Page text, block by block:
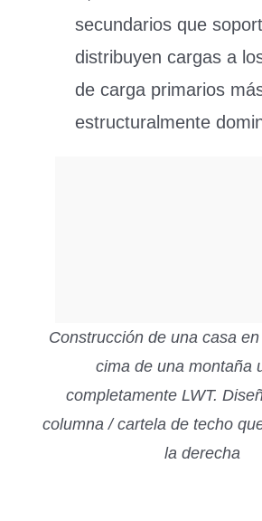
secundarios que
distribuyen cargas a
de carga primarios
estructuralmente
Construcción de una casa
cima de una montaña
completamente LWT.
columna / cartela de techo
la derecha